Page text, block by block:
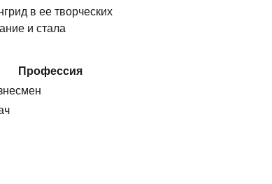
в ее творческих
и стала
Профессия